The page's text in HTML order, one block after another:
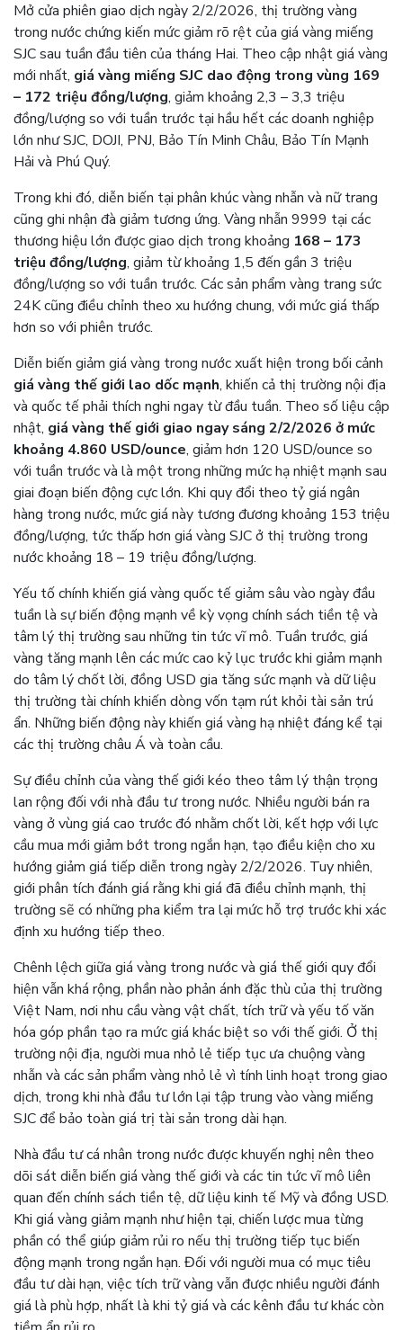
Mở cửa phiên giao dịch ngày 2/2/2026, thị trường vàng
trong nước chứng kiến mức giảm rõ rệt của giá vàng miếng
SJC sau tuần đầu tiên của tháng Hai. Theo cập nhật giá vàng
mới nhất, giá vàng miếng SJC dao động trong vùng 169
– 172 triệu đồng/lượng, giảm khoảng 2,3 – 3,3 triệu
đồng/lượng so với tuần trước tại hầu hết các doanh nghiệp
lớn như SJC, DOJI, PNJ, Bảo Tín Minh Châu, Bảo Tín Mạnh
Hải và Phú Quý.
Trong khi đó, diễn biến tại phân khúc vàng nhẫn và nữ trang
cũng ghi nhận đà giảm tương ứng. Vàng nhẫn 9999 tại các
thương hiệu lớn được giao dịch trong khoảng 168 – 173
triệu đồng/lượng, giảm từ khoảng 1,5 đến gần 3 triệu
đồng/lượng so với tuần trước. Các sản phẩm vàng trang sức
24K cũng điều chỉnh theo xu hướng chung, với mức giá thấp
hơn so với phiên trước.
Diễn biến giảm giá vàng trong nước xuất hiện trong bối cảnh
giá vàng thế giới lao dốc mạnh, khiến cả thị trường nội địa
và quốc tế phải thích nghi ngay từ đầu tuần. Theo số liệu cập
nhật, giá vàng thế giới giao ngay sáng 2/2/2026 ở mức
khoảng 4.860 USD/ounce, giảm hơn 120 USD/ounce so
với tuần trước và là một trong những mức hạ nhiệt mạnh sau
giai đoạn biến động cực lớn. Khi quy đổi theo tỷ giá ngân
hàng trong nước, mức giá này tương đương khoảng 153 triệu
đồng/lượng, tức thấp hơn giá vàng SJC ở thị trường trong
nước khoảng 18 – 19 triệu đồng/lượng.
Yếu tố chính khiến giá vàng quốc tế giảm sâu vào ngày đầu
tuần là sự biến động mạnh về kỳ vọng chính sách tiền tệ và
tâm lý thị trường sau những tin tức vĩ mô. Tuần trước, giá
vàng tăng mạnh lên các mức cao kỷ lục trước khi giảm mạnh
do tâm lý chốt lời, đồng USD gia tăng sức mạnh và dữ liệu
thị trường tài chính khiến dòng vốn tạm rút khỏi tài sản trú
ẩn. Những biến động này khiến giá vàng hạ nhiệt đáng kể tại
các thị trường châu Á và toàn cầu.
Sự điều chỉnh của vàng thế giới kéo theo tâm lý thận trọng
lan rộng đối với nhà đầu tư trong nước. Nhiều người bán ra
vàng ở vùng giá cao trước đó nhằm chốt lời, kết hợp với lực
cầu mua mới giảm bớt trong ngắn hạn, tạo điều kiện cho xu
hướng giảm giá tiếp diễn trong ngày 2/2/2026. Tuy nhiên,
giới phân tích đánh giá rằng khi giá đã điều chỉnh mạnh, thị
trường sẽ có những pha kiểm tra lại mức hỗ trợ trước khi xác
định xu hướng tiếp theo.
Chênh lệch giữa giá vàng trong nước và giá thế giới quy đổi
hiện vẫn khá rộng, phần nào phản ánh đặc thù của thị trường
Việt Nam, nơi nhu cầu vàng vật chất, tích trữ và yếu tố văn
hóa góp phần tạo ra mức giá khác biệt so với thế giới. Ở thị
trường nội địa, người mua nhỏ lẻ tiếp tục ưa chuộng vàng
nhẫn và các sản phẩm vàng nhỏ lẻ vì tính linh hoạt trong giao
dịch, trong khi nhà đầu tư lớn lại tập trung vào vàng miếng
SJC để bảo toàn giá trị tài sản trong dài hạn.
Nhà đầu tư cá nhân trong nước được khuyến nghị nên theo
dõi sát diễn biến giá vàng thế giới và các tin tức vĩ mô liên
quan đến chính sách tiền tệ, dữ liệu kinh tế Mỹ và đồng USD.
Khi giá vàng giảm mạnh như hiện tại, chiến lược mua từng
phần có thể giúp giảm rủi ro nếu thị trường tiếp tục biến
động mạnh trong ngắn hạn. Đối với người mua có mục tiêu
đầu tư dài hạn, việc tích trữ vàng vẫn được nhiều người đánh
giá là phù hợp, nhất là khi tỷ giá và các kênh đầu tư khác còn